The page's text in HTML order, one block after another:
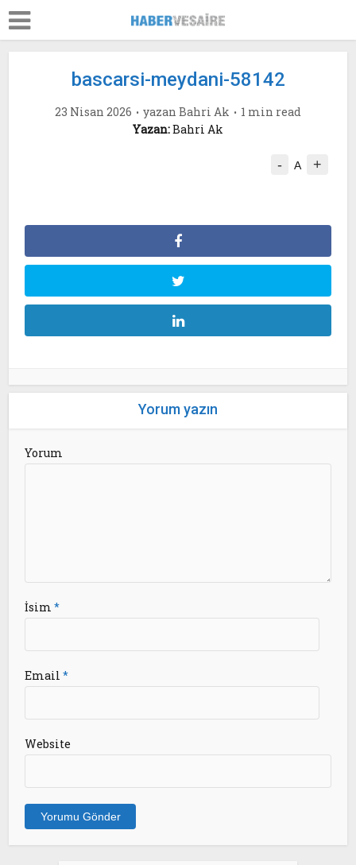
bascarsi-meydani-58142
23 Nisan 2026 yazan Bahri Ak
1 min read
Yazan:Bahri Ak
- A +
Yorum yazın
Yorum
İsim*
Email*
Website